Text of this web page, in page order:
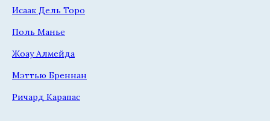
Исаак Дель Торо
Поль Манье
Жоау Алмейда
Мэттью Бреннан
Ричард Карапас